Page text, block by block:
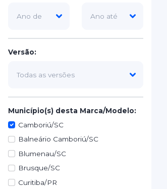
Versão:
Município(s) desta Marca/Modelo:
Camboriú/SC
Balneário Camboriú/SC
Blumenau/SC
Brusque/SC
Curitiba/PR